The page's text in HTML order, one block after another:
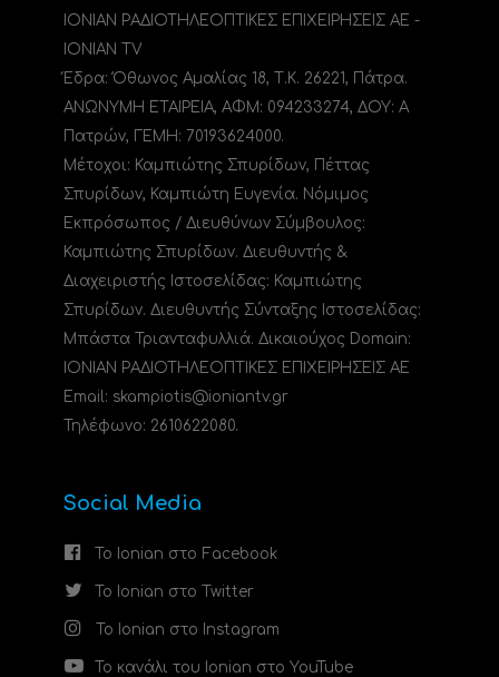
ΙΟΝΙΑΝ ΡΑΔΙΟΤΗΛΕΟΠΤΙΚΕΣ ΕΠΙΧΕΙΡΗΣΕΙΣ ΑΕ -
IONIAN TV
Έδρα: Όθωνος Αμαλίας 18, Τ.Κ. 26221, Πάτρα.
ΑΝΩΝΥΜΗ ΕΤΑΙΡΕΙΑ, ΑΦΜ: 094233274, ΔΟΥ: A
Πατρών, ΓΕΜΗ: 70193624000.
Μέτοχοι: Καμπιώτης Σπυρίδων, Πέττας
Σπυρίδων, Καμπιώτη Ευγενία. Νόμιμος
Εκπρόσωπος / Διευθύνων Σύμβουλος:
Καμπιώτης Σπυρίδων. Διευθυντής &
Διαχειριστής Ιστοσελίδας: Καμπιώτης
Σπυρίδων. Διευθυντής Σύνταξης Ιστοσελίδας:
Μπάστα Τριανταφυλλιά. Δικαιούχος Domain:
ΙΟΝΙΑΝ ΡΑΔΙΟΤΗΛΕΟΠΤΙΚΕΣ ΕΠΙΧΕΙΡΗΣΕΙΣ ΑΕ
Email: skampiotis@ioniantv.gr
Τηλέφωνο: 2610622080.
Social Media
Το Ionian στο Facebook
Το Ionian στο Twitter
Το Ionian στο Instagram
Το κανάλι του Ionian στο YouTube